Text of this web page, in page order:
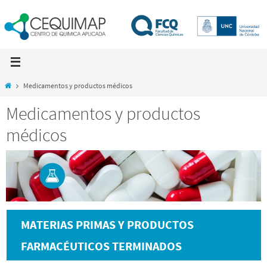
to
content
HomeMedicamentos y productos médicos
Medicamentos y productos
médicos
MATERIAS PRIMAS Y PRODUCTOS
FARMACÉUTICOS TERMINADOS